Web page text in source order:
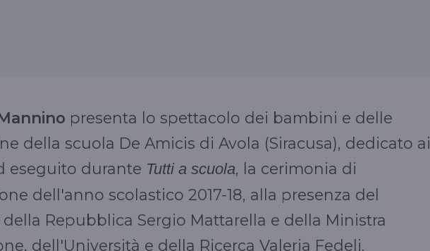
presenta lo spettacolo dei bambini e delle
della scuola De Amicis di Avola (Siracusa), dedicato ai
eseguito durante Tutti a scuola, la cerimonia di
dell'anno scolastico 2017-18, alla presenza del
Repubblica Sergio Mattarella e della Ministra
dell'Università e della Ricerca Valeria Fedeli.